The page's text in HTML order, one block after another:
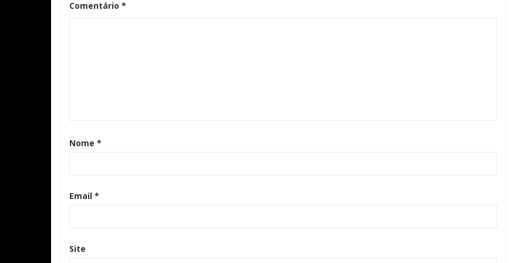
Comentário *
Nome *
Email *
Site